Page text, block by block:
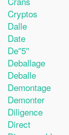
Cryptos
Dalle
Date
De''5''
Deballage
Deballe
Demontage
Demonter
Diligence
Direct